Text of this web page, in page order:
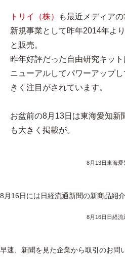
トリイ（株）
も最近メディア
新規事業として昨年2014年よ
と販売。
昨年好評だった自由研究キッ
ニューアルしてパワーアップ
きく注目がされています。
お盆前の8月13日は東海愛知新
も大きく掲載が。
8月13日東海愛
8月16日には日経流通新聞の新商品紹介
8月16日日経流
早速、新聞を見た企業から取引のお問